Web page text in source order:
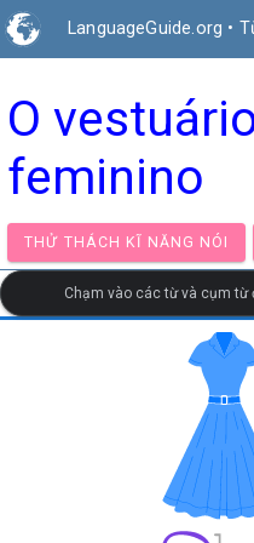
LanguageGuide.org •
O
feminino
THỬ THÁCH KĨ NĂNG
Chạm vào các từ và cụm